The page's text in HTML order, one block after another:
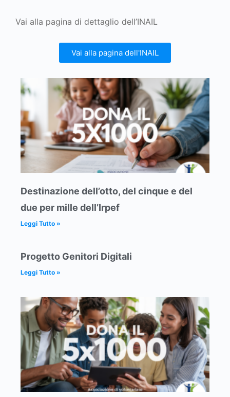
Vai alla pagina di dettaglio dell’INAIL
Vai alla pagina dell'INAIL
Destinazione dell’otto, del cinque e del
due per mille dell’Irpef
Leggi Tutto »
Progetto Genitori Digitali
Leggi Tutto »